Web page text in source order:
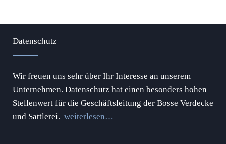
Datenschutz
Wir freuen uns sehr über Ihr Interesse an unserem
Unternehmen. Datenschutz hat einen besonders hohen
Stellenwert für die Geschäftsleitung der Bosse Verdecke
und Sattlerei. weiterlesen…